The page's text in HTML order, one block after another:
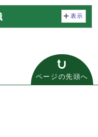
表示
ページの先頭へ